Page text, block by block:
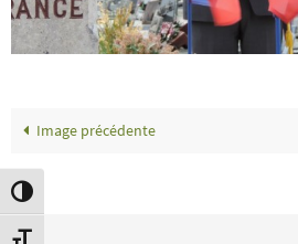
Passer en contraste élevé
Image précédente